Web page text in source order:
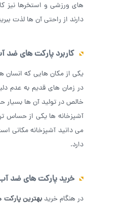
های ورزشی و استخرها نیز
دارند از راحتی آن ها لذت
کاربرد پارکت های ضد
یکی از مکان هایی که انسان
در زمان های قدیم به عدم
خالص در تولید آن ها بسیار
آشپزخانه ها یکی از حساس
می دانید آشپزخانه مکانی
دارد.
خرید پارکت های ضد
در هنگام خریدبهترین